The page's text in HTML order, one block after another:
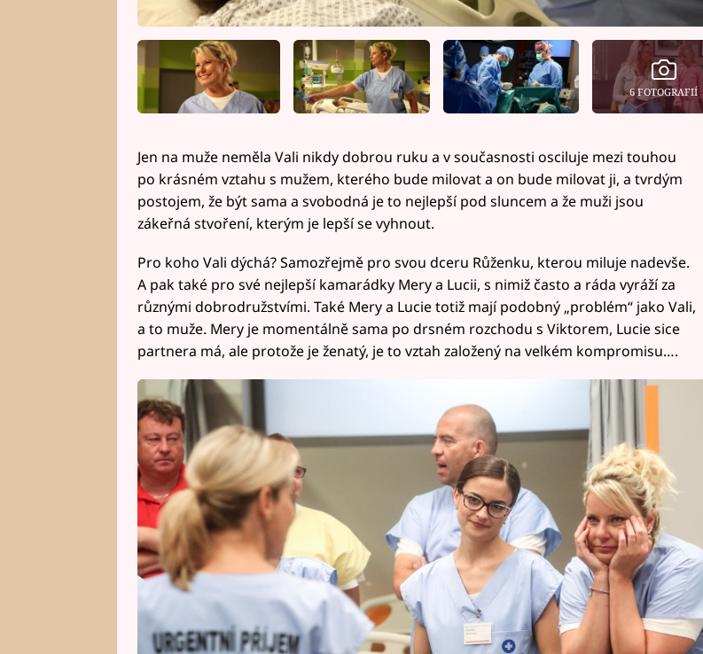
6 FOTOGRAFIÍ
Jen na muže neměla Vali nikdy dobrou ruku a v současnosti osciluje mezi touhou
po krásném vztahu s mužem, kterého bude milovat a on bude milovat ji, a tvrdým
postojem, že být sama a svobodná je to nejlepší pod sluncem a že muži jsou
zákeřná stvoření, kterým je lepší se vyhnout.
Pro koho Vali dýchá? Samozřejmě pro svou dceru Růženku, kterou miluje nadevše.
A pak také pro své nejlepší kamarádky Mery a Lucii, s nimiž často a ráda vyráží za
různými dobrodružstvími. Také Mery a Lucie totiž mají podobný „problém“ jako Vali,
a to muže. Mery je momentálně sama po drsném rozchodu s Viktorem, Lucie sice
partnera má, ale protože je ženatý, je to vztah založený na velkém kompromisu….